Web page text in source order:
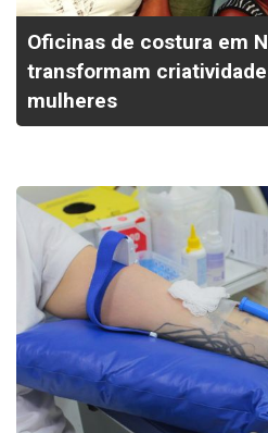
Oficinas de costura em
transformam
mulheres